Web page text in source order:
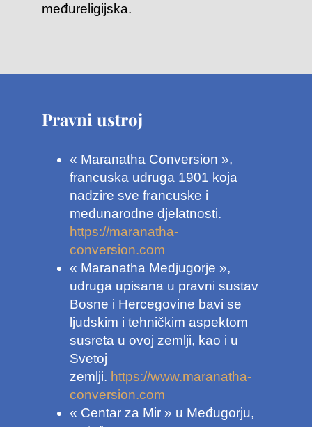
međureligijska.
Pravni ustroj
« Maranatha Conversion »,
francuska udruga 1901 koja
nadzire sve francuske i
međunarodne djelatnosti.
https://maranatha-
conversion.com
« Maranatha Medjugorje »,
udruga upisana u pravni sustav
Bosne i Hercegovine bavi se
ljudskim i tehničkim aspektom
susreta u ovoj zemlji, kao i u
Svetoj
zemlji. https://www.maranatha-
conversion.com
« Centar za Mir » u Međugorju,